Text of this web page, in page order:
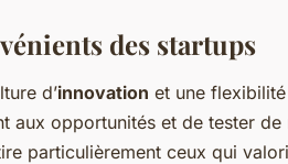
des startups
d’innovation et une
aux opportunités et de tester
particulièrement ceux qui